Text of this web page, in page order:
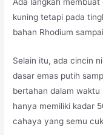
Ada langkah
kuning tetapi pada
bahan Rhodium
Selain itu, ada cincin
dasar emas putih
bertahan dalam
hanya memiliki kadar
cahaya yang semu